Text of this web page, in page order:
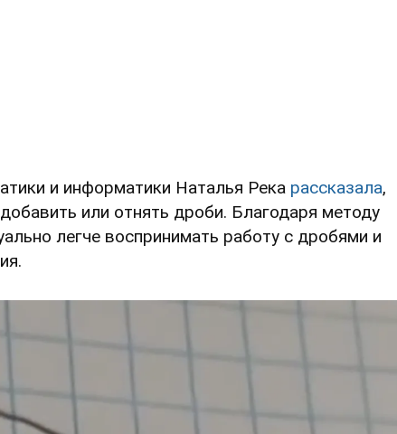
и информатики Наталья Река рассказала,
или отнять дроби. Благодаря методу
легче воспринимать работу с дробями и